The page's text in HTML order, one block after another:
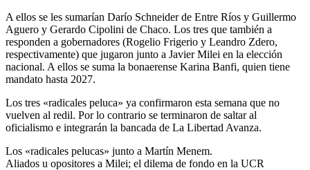
A ellos se les sumarían Darío Schneider de Entre Ríos y Guillermo
Aguero y Gerardo Cipolini de Chaco. Los tres que también a
responden a gobernadores (Rogelio Frigerio y Leandro Zdero,
respectivamente) que jugaron junto a Javier Milei en la elección
nacional. A ellos se suma la bonaerense Karina Banfi, quien tiene
mandato hasta 2027.
Los tres «radicales peluca» ya confirmaron esta semana que no
vuelven al redil. Por lo contrario se terminaron de saltar al
oficialismo e integrarán la bancada de La Libertad Avanza.
Los «radicales pelucas» junto a Martín Menem.
Aliados u opositores a Milei; el dilema de fondo en la UCR